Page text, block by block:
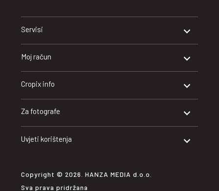
Servisi
Moj račun
Cropix info
Za fotografe
Uvjeti korištenja
Copyright © 2026. HANZA MEDIA d.o.o.
Sva prava pridržana